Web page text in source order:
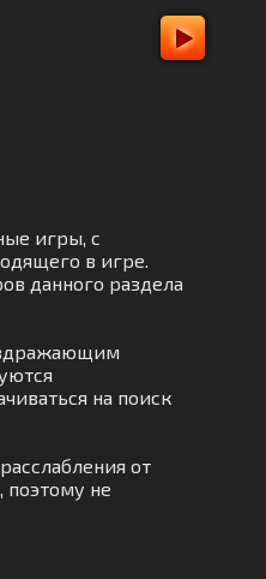
игры, с
в игре.
данного раздела
на поиск
от
поэтому не